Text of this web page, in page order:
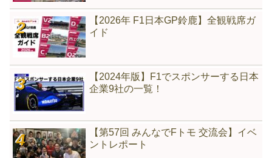
【2026年 F1日本GP鈴鹿】全観戦席ガ
イド
【2024年版】F1でスポンサーする日本
企業9社の一覧！
【第57回 みんなでFトモ 交流会】イベ
ントレポート